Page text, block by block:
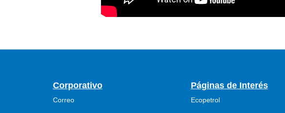
Corporativo
Correo
Páginas de Interés
Ecopetrol